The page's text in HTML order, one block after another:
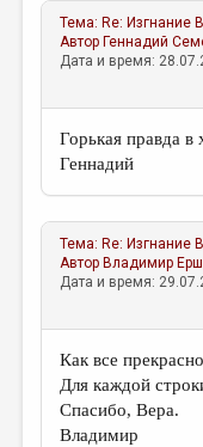
ТРЕДИАКОВСКИЙ
ВКОНТАКТЕ
Тема: Re: Изгнание
Автор Геннадий
Дата и время:
Горькая правда
Геннадий
Тема: Re: Изгнание
Автор Владимир
Дата и время:
Как все
Для каждой
Спасибо, Вера.
Владимир